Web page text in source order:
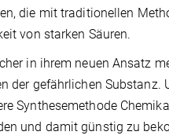
die mit traditionellen
von starken Säuren.
in ihrem neuen Ansatz
der gefährlichen Substanz.
Synthesemethode
und damit günstig zu